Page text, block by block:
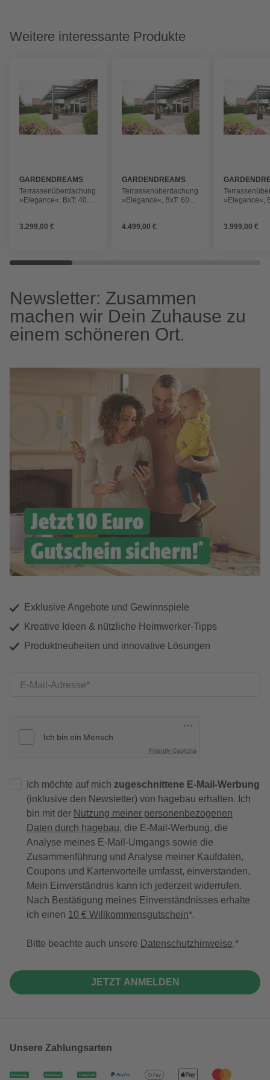
Weitere interessante Produkte
GARDENDREAMS
Terrassenüberdachung
»Elegance«, BxT: 4000
anthrazitgrau
3.299,00 €
GARDENDREAMS
Terrassenüberdachung
»Elegance«, BxT: 6000
graualuminium
4.499,00 €
»Elegance«,
anthrazitgrau
3.999,00 €
Newsletter: Zusammen
machen wir Dein Zuhause zu
einem schöneren Ort.
Exklusive Angebote und Gewinnspiele
Kreative Ideen & nützliche Heimwerker-Tipps
Produktneuheiten und innovative Lösungen
E-Mail-Adresse
Friendly Captcha
Ich möchte auf mich zugeschnittene E-Mail-Werbung
(inklusive den Newsletter) von hagebau erhalten. Ich
bin mit der Nutzung meiner personenbezogenen
Daten durch hagebau, die E-Mail-Werbung, die
Analyse meines E-Mail-Umgangs sowie die
Zusammenführung und Analyse meiner Kaufdaten,
Coupons und Kartenvorteile umfasst, einverstanden.
Mein Einverständnis kann ich jederzeit widerrufen.
Nach Bestätigung meines Einverständnisses erhalte
ich einen 10 € Willkommensgutschein*.
Bitte beachte auch unsere Datenschutzhinweise.
JETZT ANMELDEN
Unsere Zahlungsarten